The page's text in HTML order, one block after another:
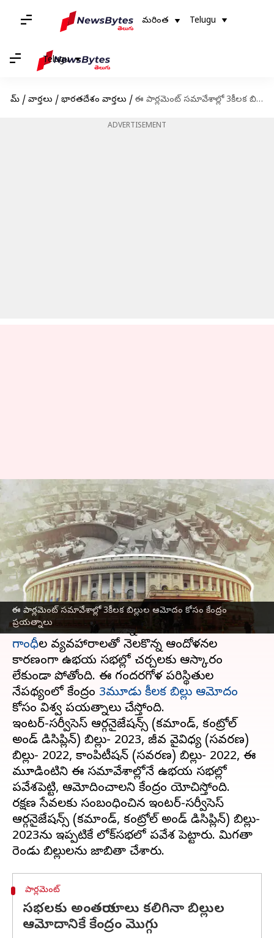
మరింత Telugu
Telugu
హోమ్ / వార్తలు / భారతదేశం వార్తలు / ఈ పార్లమెంట్ సమావేశాల్లో 3కీలక బిల్లుల ఆమోదం కోసం కేంద్రం ప్రయత్నాలు
ADVERTISEMENT
ఈ పార్లమెంట్ సమావేశాల్లో 3కీలక బిల్లుల ఆమోదం కోసం కేంద్రం
ప్రయత్నాలు
ఈ పార్లమెంట్ సమావేశాల్లో 3కీలక
బిల్లుల ఆమోదం కోసం కేంద్రం
ప్రయత్నాలు
వ్రాసిన వారు Stalin Mar 29, 2023 10:32 am
ఈ వార్తాకథనం ఏంటి
ప్రస్తుతంపార్లమెంట్బడ్జెట్ సమావేశాలు
గందరగోళంగా సాగుతున్నాయి. అదానీ,రాహుల్
గాంధీల వ్యవహారాలతో నెలకొన్న ఆందోళనల
కారణంగా ఉభయ సభల్లో చర్చలకు ఆస్కారం
లేకుండా పోతోంది. ఈ గందరగోళ పరిస్థితుల
నేపథ్యంలో కేంద్రం 3మూడు కీలక బిల్లు ఆమోదం
కోసం విశ్వ ప్రయత్నాలు చేస్తోంది.
ఇంటర్-సర్వీసెస్ ఆర్గనైజేషన్స్ (కమాండ్, కంట్రోల్
అండ్ డిసిప్లిన్) బిల్లు- 2023, జీవ వైవిధ్య (సవరణ)
బిల్లు- 2022, కాంపిటీషన్ (సవరణ) బిల్లు- 2022, ఈ
మూడింటిని ఈ సమావేశాల్లోనే ఉభయ సభల్లో
ప్రవేశపెట్టి, ఆమోదించాలని కేంద్రం యోచిస్తోంది.
రక్షణ సేవలకు సంబంధించిన ఇంటర్-సర్వీసెస్
ఆర్గనైజేషన్స్ (కమాండ్, కంట్రోల్ అండ్ డిసిప్లిన్) బిల్లు-
2023ను ఇప్పటికే లోక్‌సభలో ప్రవేశ పెట్టారు. మిగతా
పార్లమెంట్
సభలకు అంతరాయాలు కలిగినా బిల్లుల
ఆమోదానికే కేంద్రం మొగ్గు